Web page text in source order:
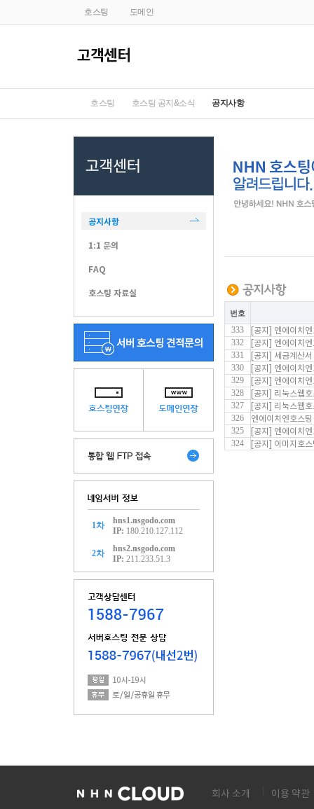
호스팅 도메인
호스팅 호스팅 공지&소식 공지사항
공지사항
1:1 문의
FAQ
호스팅 자료실
1차
hns1.nsgodo.com
IP: 180.210.127.112
2차
hns2.nsgodo.com
IP: 211.233.51.3
번호
333 [공지] 엔에이치
332 [공지] 엔에이치
331 [공지] 세금계산
330 [공지] 엔에이치
329 [공지] 엔에이치
328 [공지] 리눅스웹
327 [공지] 리눅스웹
326 엔에이치엔호스
325 [공지] 엔에이치
324 [공지] 이미지호
회사 소개 이용 약관